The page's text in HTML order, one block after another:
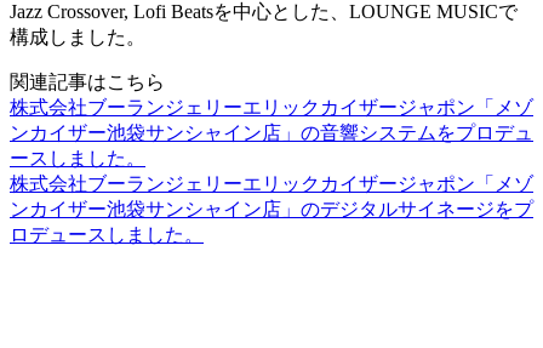
Jazz Crossover, Lofi Beatsを中心とした、LOUNGE MUSICで
構成しました。
関連記事はこちら
株式会社ブーランジェリーエリックカイザージャポン「メゾ
ンカイザー池袋サンシャイン店」の音響システムをプロデュ
ースしました。
株式会社ブーランジェリーエリックカイザージャポン「メゾ
ンカイザー池袋サンシャイン店」のデジタルサイネージをプ
ロデュースしました。